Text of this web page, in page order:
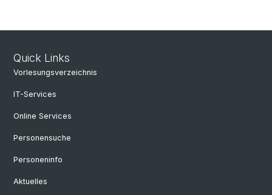
Quick Links
Vorlesungsverzeichnis
IT-Services
Online Services
Personensuche
Personeninfo
Aktuelles